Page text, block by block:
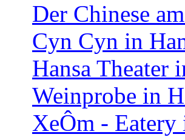
Der Chinese
Cyn Cyn in
Hansa Theater
Weinprobe in
XeÔm -